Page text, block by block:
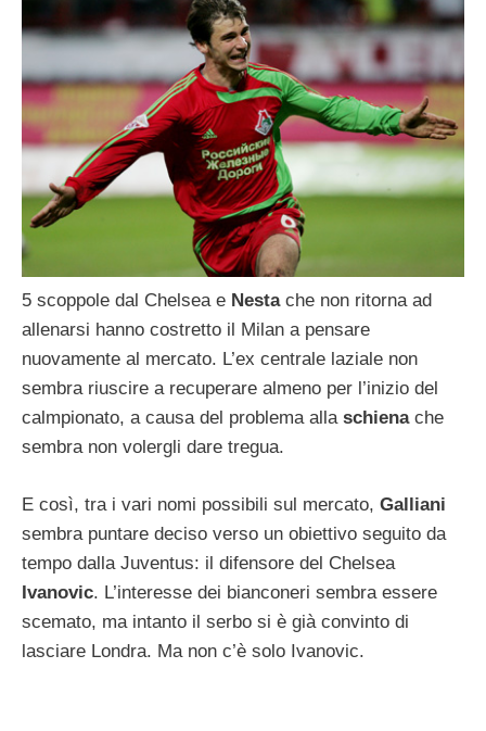
5 scoppole dal Chelsea e Nesta che non ritorna ad
allenarsi hanno costretto il Milan a pensare
nuovamente al mercato. L’ex centrale laziale non
sembra riuscire a recuperare almeno per l’inizio del
calmpionato, a causa del problema alla schiena che
sembra non volergli dare tregua.
E così, tra i vari nomi possibili sul mercato, Galliani
sembra puntare deciso verso un obiettivo seguito da
tempo dalla Juventus: il difensore del Chelsea
Ivanovic. L’interesse dei bianconeri sembra essere
scemato, ma intanto il serbo si è già convinto di
lasciare Londra. Ma non c’è solo Ivanovic.